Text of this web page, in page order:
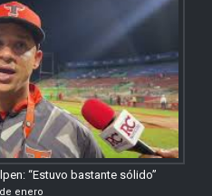
“Estuvo bastante sólido”
enero